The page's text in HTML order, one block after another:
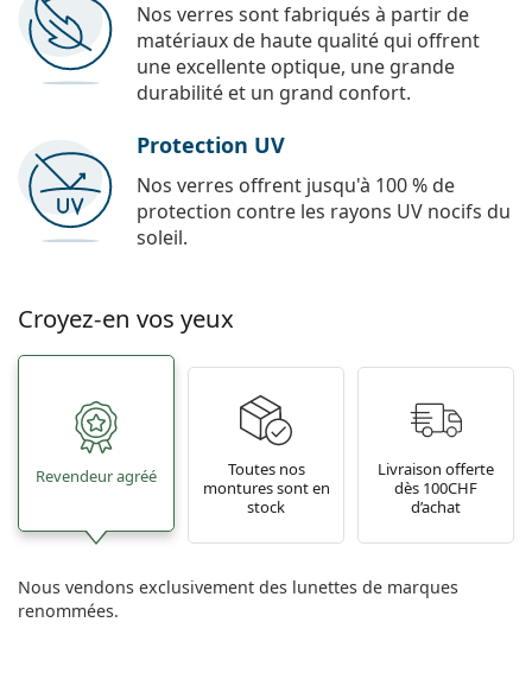
Nos verres sont fabriqués à partir de
matériaux de haute qualité qui offrent
une excellente optique, une grande
durabilité et un grand confort.
Protection UV
Nos verres offrent jusqu'à 100 % de
protection contre les rayons UV nocifs du
soleil.
Croyez-en vos yeux
Revendeur agréé
Toutes nos
montures sont en
stock
Livraison offerte
dès 100CHF
d’achat
Nous vendons exclusivement des lunettes de marques
renommées.